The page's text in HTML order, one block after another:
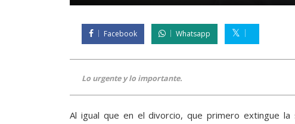
Facebook Whatsapp
Lo urgente y lo importante.
Al igual que en el divorcio, que primero extingue